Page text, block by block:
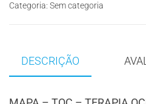
Categoria: Sem categoria
DESCRIÇÃO